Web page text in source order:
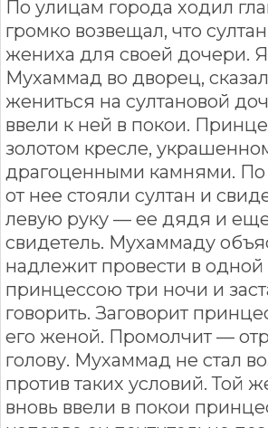
По улицам города ходил
громко возвещал, что
жениха для своей дочери.
Мухаммад во дворец,
жениться на султановой
ввели к ней в покои.
золотом кресле,
драгоценными камнями. По
от нее стояли султан и
левую руку — ее дядя и
свидетель. Мухаммаду
надлежит провести в одной
принцессою три ночи и
говорить. Заговорит
его женой. Промолчит —
голову. Мухаммад не стал
против таких условий. Той
вновь ввели в покои